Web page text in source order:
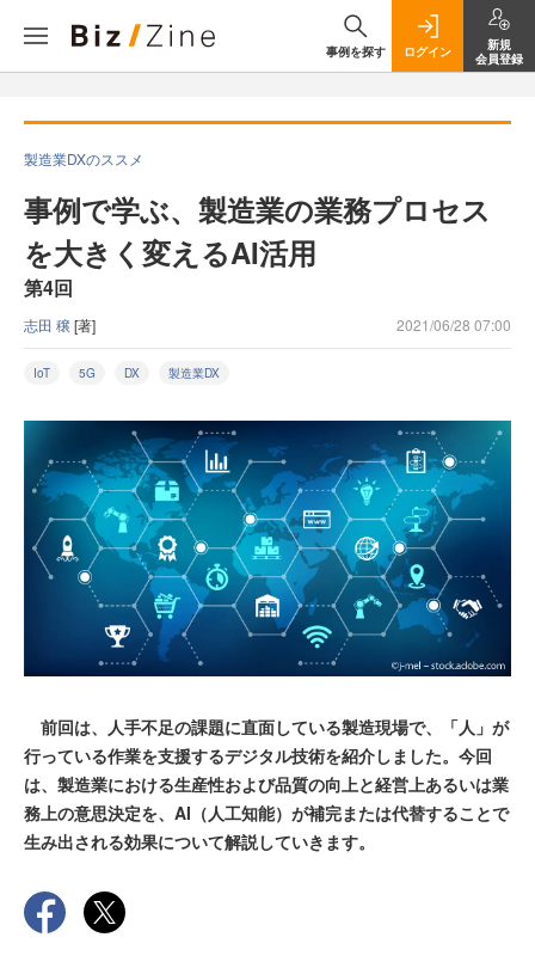
事例を探す ログイン
新規
会員登録
製造業DXのススメ
事例で学ぶ、製造業の業務プロセス
を大きく変えるAI活用
第4回
志田 穣 [著] 2021/06/28 07:00
IoT 5G DX 製造業DX
前回は、人手不足の課題に直面している製造現場で、「人」が
行っている作業を支援するデジタル技術を紹介しました。今回
は、製造業における生産性および品質の向上と経営上あるいは業
務上の意思決定を、AI（人工知能）が補完または代替することで
生み出される効果について解説していきます。